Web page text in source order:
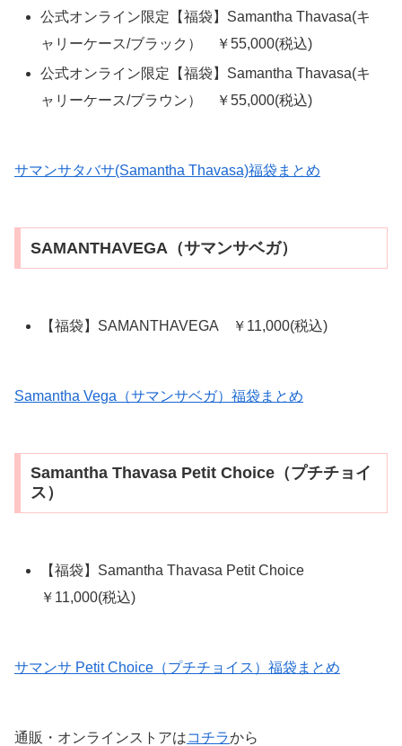
公式オンライン限定【福袋】Samantha Thavasa(キ
ャリーケース/ブラック） ￥55,000(税込)
公式オンライン限定【福袋】Samantha Thavasa(キ
ャリーケース/ブラウン） ￥55,000(税込)
サマンサタバサ(Samantha Thavasa)福袋まとめ
SAMANTHAVEGA（サマンサベガ）
【福袋】SAMANTHAVEGA ￥11,000(税込)
Samantha Vega（サマンサベガ）福袋まとめ
Samantha Thavasa Petit Choice（プチチョイ
ス）
【福袋】Samantha Thavasa Petit Choice
￥11,000(税込)
サマンサ Petit Choice（プチチョイス）福袋まとめ
通販・オンラインストアはコチラから